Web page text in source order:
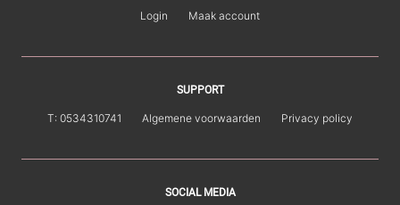
Login Maak account
SUPPORT
T: 0534310741 Algemene voorwaarden Privacy policy
SOCIAL MEDIA